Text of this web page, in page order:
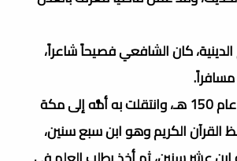
كان الشافعي فصيحاً شاعراً،
مسافراً.
وُلد الشافعيُّ بغزة عام 150 هـ، وانتقلت به أمُّه إلى مكة
القرآن الكريم وهو ابن سبع سنين،